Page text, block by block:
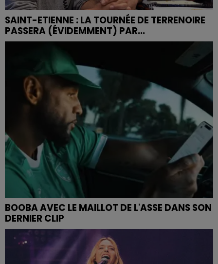
SAINT-ETIENNE : LA TOURNÉE DE TERRENOIRE
PASSERA (ÉVIDEMMENT) PAR...
BOOBA AVEC LE MAILLOT DE L'ASSE DANS SON
DERNIER CLIP